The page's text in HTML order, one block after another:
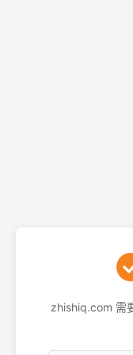
zhishiq.com 需